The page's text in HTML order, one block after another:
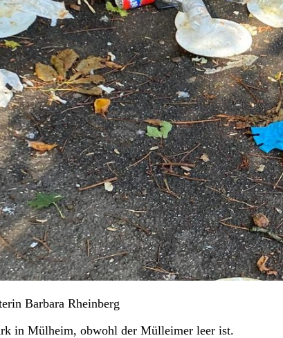
Barbara Rheinberg
in Mülheim, obwohl der Mülleimer leer ist.